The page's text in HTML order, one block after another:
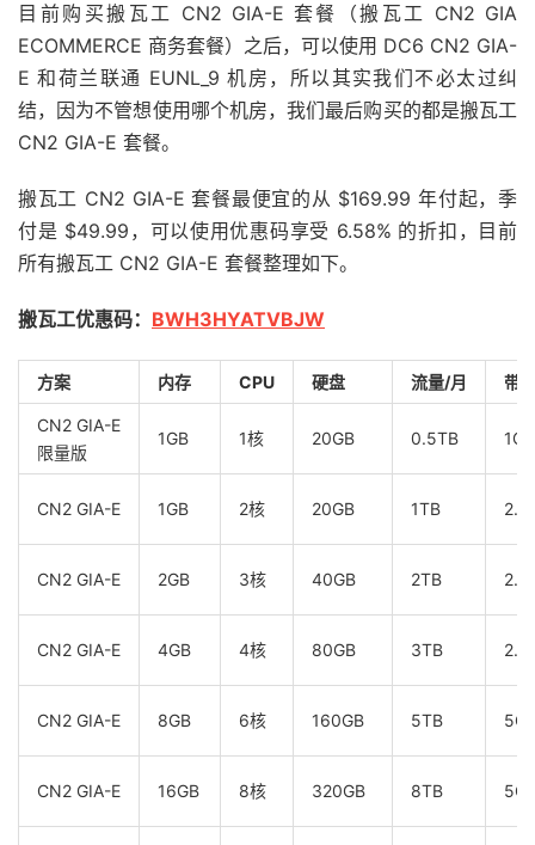
目前购买搬瓦工 CN2 GIA-E 套餐（搬瓦工 CN2 GIA
ECOMMERCE 商务套餐）之后，可以使用 DC6 CN2 GIA-
E 和荷兰联通 EUNL_9 机房，所以其实我们不必太过纠
结，因为不管想使用哪个机房，我们最后购买的都是搬瓦工
CN2 GIA-E 套餐。
搬瓦工 CN2 GIA-E 套餐最便宜的从 $169.99 年付起，季
付是 $49.99，可以使用优惠码享受 6.58% 的折扣，目前
所有搬瓦工 CN2 GIA-E 套餐整理如下。
搬瓦工优惠码： BWH3HYATVBJW
方案 内存 CPU 硬盘 流量/月 带
CN2 GIA-E
限量版
1GB 1核 20GB 0.5TB
CN2 GIA-E 1GB 2核 20GB 1TB
CN2 GIA-E 2GB 3核 40GB 2TB
CN2 GIA-E 4GB 4核 80GB 3TB
CN2 GIA-E 8GB 6核 160GB 5TB
CN2 GIA-E 16GB 8核 320GB 8TB